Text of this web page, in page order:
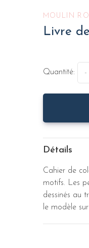
MOULIN
Livre
Quantité: -
Détails
Cahier de
motifs. Les
dessinés au
le modèle